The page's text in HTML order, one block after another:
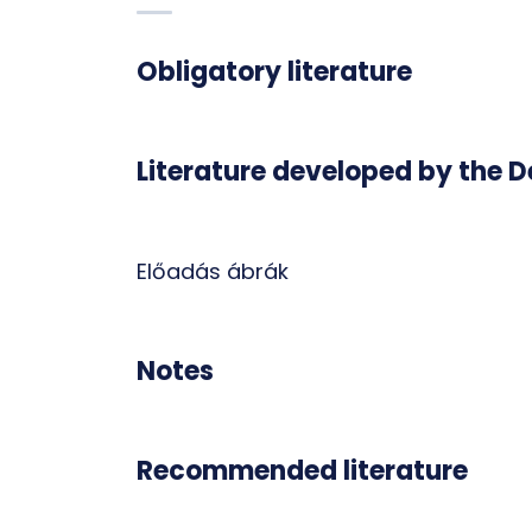
Obligatory literature
Literature developed by the
Előadás ábrák
Notes
Recommended literature